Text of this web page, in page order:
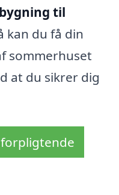
til
kan du få din
sommerhuset
at du sikrer dig